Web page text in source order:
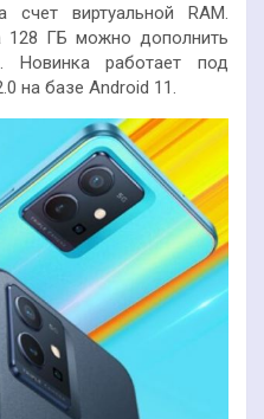
виртуальной RAM.
128 ГБ можно дополнить
работает под
на базе Android 11.